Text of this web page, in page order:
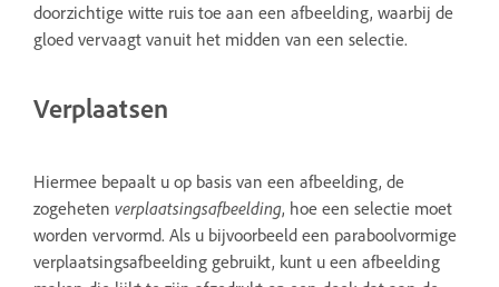
doorzichtige witte ruis toe aan een afbeelding, waarbij de
gloed vervaagt vanuit het midden van een selectie.
Verplaatsen
Hiermee bepaalt u op basis van een afbeelding, de
zogeheten verplaatsingsafbeelding, hoe een selectie moet
worden vervormd. Als u bijvoorbeeld een paraboolvormige
verplaatsingsafbeelding gebruikt, kunt u een afbeelding